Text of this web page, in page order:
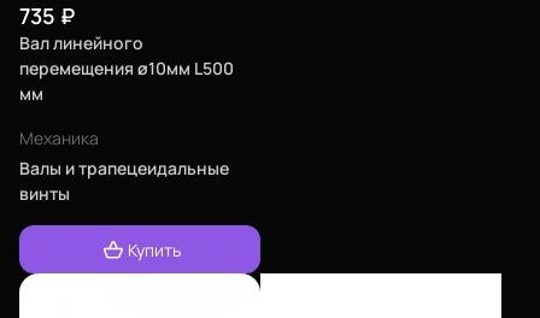
735 ₽
Вал линейного
перемещения ø10мм L500
мм
Механика
Валы и трапецеидальные
винты
Купить